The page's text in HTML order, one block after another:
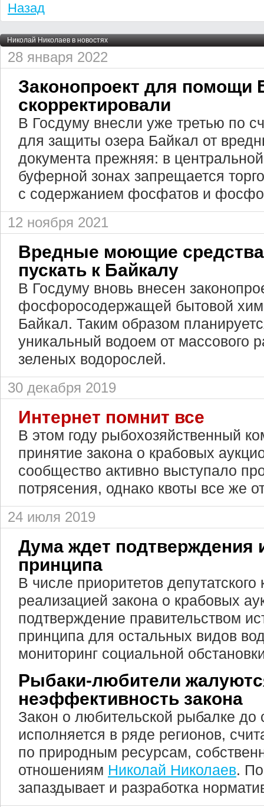
Назад
Николай Николаев в новостях
28 января 2022
Законопроект для помощи
скорректировали
В Госдуму внесли уже третью по
для защиты озера Байкал от
документа прежняя: в
буферной зонах запрещается
с содержанием фосфатов и
12 ноября 2021
Вредные моющие средства
пускать к Байкалу
В Госдуму вновь внесен
фосфоросодержащей бытовой
Байкал. Таким образом
уникальный водоем от массового
зеленых водорослей.
30 декабря 2019
Интернет помнит все
В этом году рыбохозяйственный
принятие закона о крабовых
сообщество активно выступало
потрясения, однако квоты все же
24 июля 2019
Дума ждет подтверждения
принципа
В числе приоритетов депутатского
реализацией закона о крабовых
подтверждение правительством
принципа для остальных видов
мониторинг социальной
Рыбаки-любители
неэффективность закона
Закон о любительской рыбалке до
исполняется в ряде регионов,
по природным ресурсам,
отношениям Николай Николаев.
запаздывает и разработка